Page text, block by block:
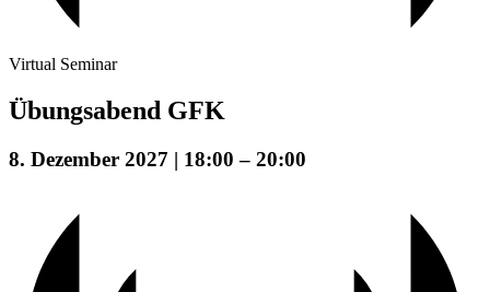
Virtual Seminar
Übungsabend GFK
8. Dezember 2027 | 18:00 – 20:00